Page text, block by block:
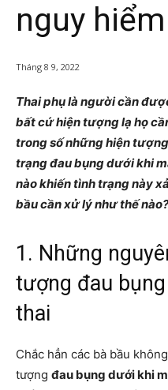
nguy
Tháng 8 9, 2022
Thai phụ là người cần
bất cứ hiện tượng lạ họ
trong số những hiện
trạng đau bụng dưới khi
nào khiến tình trạng này
bầu cần xử lý như thế nào?
1. Những
tượng đau
thai
Chắc hẳn các bà bầu
tượng đau bụng dướikhi